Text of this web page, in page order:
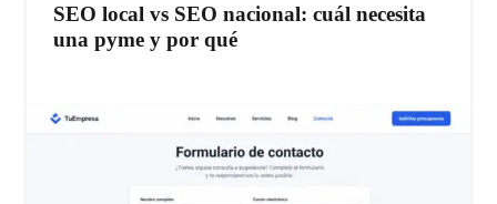
SEO local vs SEO nacional: cuál necesita
una pyme y por qué